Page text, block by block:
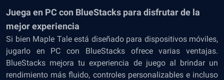
Juega en PC con BlueStacks para disfrutar de la
mejor experiencia
Si bien Maple Tale está diseñado para dispositivos móviles,
jugarlo en PC con BlueStacks ofrece varias ventajas.
BlueStacks mejora tu experiencia de juego al brindar un
rendimiento más fluido, controles personalizables e incluso